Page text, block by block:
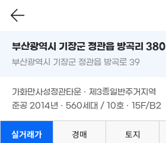
필터 매물 탐색
부산시 기장군 정관읍 방곡리 380
준공 2014년 · 560세대 / 10호 · 15F/B2
부산광역시 기장군 정관읍 방곡리 380
부산광역시 기장군 정관읍 방곡로 39
가화만사성정관타운 · 제3종일반주거지역
준공 2014년 · 560세대 / 10호 · 15F/B2
실거래가 경매 토지